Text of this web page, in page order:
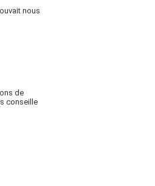
nous
de
conseille